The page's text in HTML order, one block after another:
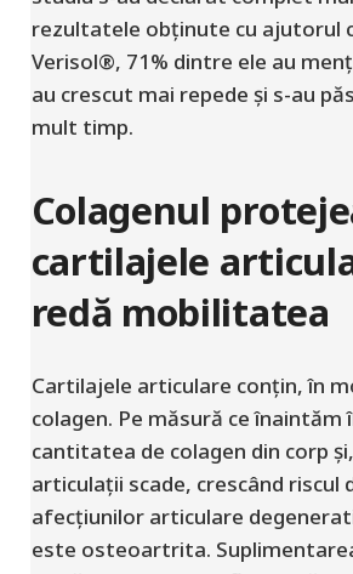
rezultatele obținute cu ajutorul
Verisol®, 71% dintre ele au
au crescut mai repede și s-au
mult timp.
Colagenul
cartilajele
redă mobilitatea
Cartilajele articulare conțin, în
colagen. Pe măsură ce înaintăm
cantitatea de colagen din corp
articulații scade, crescând riscul
afecțiunilor articulare
este osteoartrita.